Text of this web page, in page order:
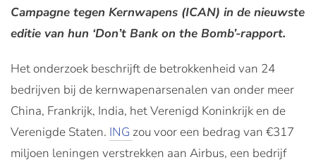
Campagne tegen Kernwapens (ICAN) in de nieuwste
editie van hun ‘Don’t Bank on the Bomb’-rapport.
Het onderzoek beschrijft de betrokkenheid van 24
bedrijven bij de kernwapenarsenalen van onder meer
China, Frankrijk, India, het Verenigd Koninkrijk en de
Verenigde Staten. ING zou voor een bedrag van €317
miljoen leningen verstrekken aan Airbus, een bedrijf